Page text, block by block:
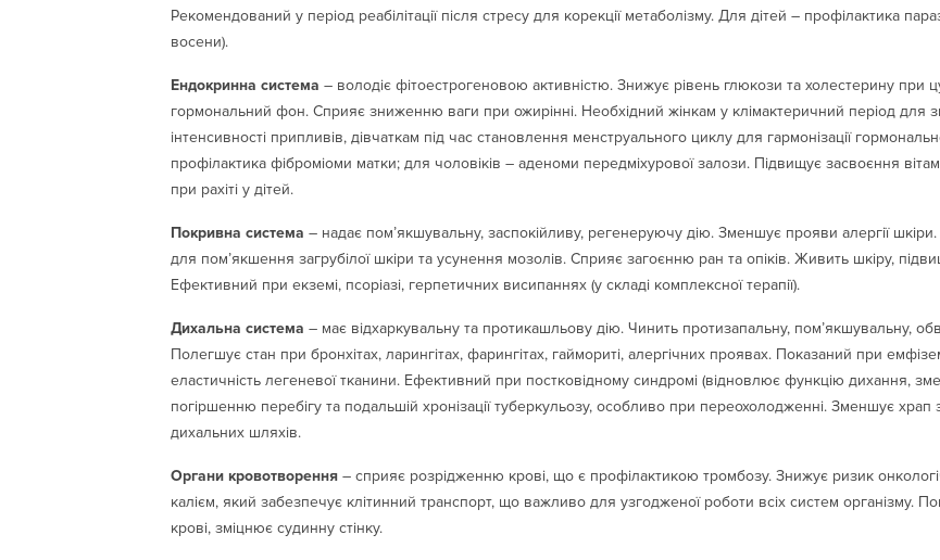
Рекомендований у період реабілітації після стресу для корекції метаболізму. Для дітей – профілактика
восени).
Ендокринна система – володіє фітоестрогеновою активністю. Знижує рівень глюкози та холестерину при
гормональний фон. Сприяє зниженню ваги при ожирінні. Необхідний жінкам у клімактеричний період для
інтенсивності припливів, дівчаткам під час становлення менструального циклу для гармонізації
профілактика фіброміоми матки; для чоловіків – аденоми передміхурової залози. Підвищує засвоєння
при рахіті у дітей.
Покривна система – надає пом’якшувальну, заспокійливу, регенеруючу дію. Зменшує прояви алергії
для пом’якшення загрубілої шкіри та усунення мозолів. Сприяє загоєнню ран та опіків. Живить шкіру,
Ефективний при екземі, псоріазі, герпетичних висипаннях (у складі комплексної терапії).
Дихальна система – має відхаркувальну та протикашльову дію. Чинить протизапальну, пом’якшувальну,
Полегшує стан при бронхітах, ларингітах, фарингітах, гаймориті, алергічних проявах. Показаний при
еластичність легеневої тканини. Ефективний при постковідному синдромі (відновлює функцію дихання,
погіршенню перебігу та подальшій хронізації туберкульозу, особливо при переохолодженні. Зменшує
дихальних шляхів.
Органи кровотворення – сприяє розрідженню крові, що є профілактикою тромбозу. Знижує ризик
калієм, який забезпечує клітинний транспорт, що важливо для узгодженої роботи всіх систем організму.
крові, зміцнює судинну стінку.